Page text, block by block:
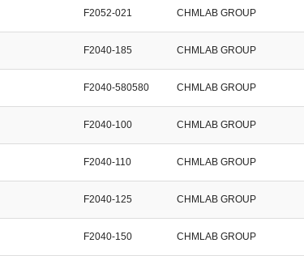
F2052-021 CHMLAB GROUP
F2040-185 CHMLAB GROUP
F2040-580580 CHMLAB GROUP
F2040-100 CHMLAB GROUP
F2040-110 CHMLAB GROUP
F2040-125 CHMLAB GROUP
F2040-150 CHMLAB GROUP